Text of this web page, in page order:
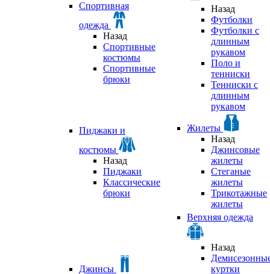
Спортивная
одежда
Назад
Спортивные
костюмы
Спортивные
брюки
Назад
Футболки
Футболки с
длинным
рукавом
Поло и
тенниски
Тенниски с
длинным
рукавом
Пиджаки и
костюмы
Назад
Пиджаки
Классические
брюки
Жилеты
Назад
Джинсовые
жилеты
Стеганые
жилеты
Трикотажные
жилеты
Джинсы
Верхняя одежда
Назад
куртки